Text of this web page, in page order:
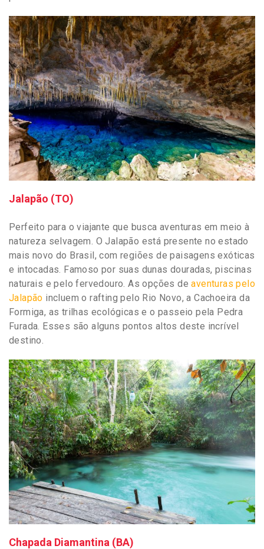
Jalapão (TO)
Perfeito para o viajante que busca aventuras em meio à
natureza selvagem. O Jalapão está presente no estado
mais novo do Brasil, com regiões de paisagens exóticas
e intocadas. Famoso por suas dunas douradas, piscinas
naturais e pelo fervedouro. As opções deaventuras pelo
Jalapão incluem o rafting pelo Rio Novo, a Cachoeira da
Formiga, as trilhas ecológicas e o passeio pela Pedra
Furada. Esses são alguns pontos altos deste incrível
destino.
Chapada Diamantina (BA)